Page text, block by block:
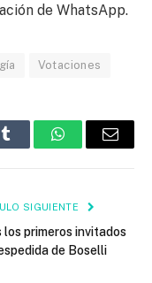
de WhatsApp.
Votaciones
Tumblr WhatsAppEmail
SIGUIENTE
los primeros invitados
de Boselli